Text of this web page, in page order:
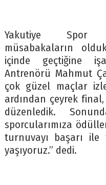
Yakutiye Spor
müsabakaların
içinde geçtiğine
Antrenörü Mahmut
çok güzel maçlar
ardından çeyrek
düzenledik.
sporcularımıza
turnuvayı başarı ile
yaşıyoruz.” dedi.